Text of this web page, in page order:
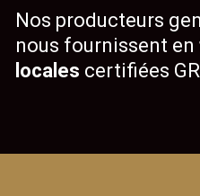
Nos producteurs
nous fournissent en
locales certifiées